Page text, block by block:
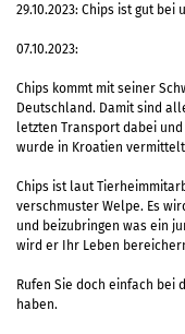
29.10.2023: Chips ist gut bei
07.10.2023:
Chips kommt mit seiner
Deutschland. Damit sind
letzten Transport dabei
wurde in Kroatien
Chips ist laut
verschmuster Welpe. Es
und beizubringen was ein
wird er Ihr Leben
Rufen Sie doch einfach bei
haben.